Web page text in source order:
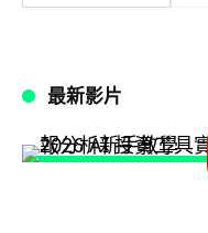
最新影片